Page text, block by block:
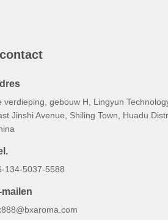
verdieping, gebouw H, Lingyun
Jinshi Avenue, Shiling Town, Huadu
134-5037-5588
mailen